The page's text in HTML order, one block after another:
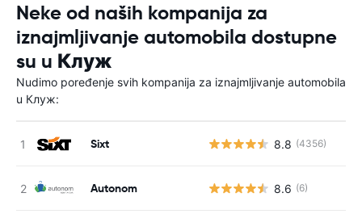
Neke od naših kompanija za
iznajmljivanje automobila dostupne
su u Клуж
Nudimo poređenje svih kompanija za iznajmljivanje automobila
u Клуж:
Sixt 8.8 (4356)
Autonom 8.6 (6)